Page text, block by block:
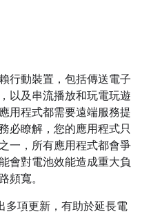
行動裝置，包括傳送電子
以及串流播放和玩電玩遊
用程式都需要遠端服務提
必瞭解，您的應用程式只
一，所有應用程式都會爭
會對電池效能造成重大負
頻寬。
多項更新，有助於延長電